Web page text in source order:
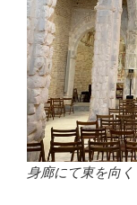
身廊にて東を向く